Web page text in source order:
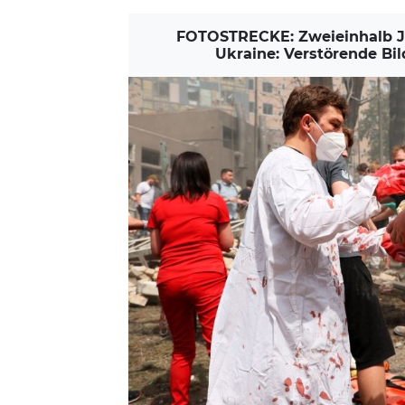
FOTOSTRECKE:
Ukraine: Verstörende